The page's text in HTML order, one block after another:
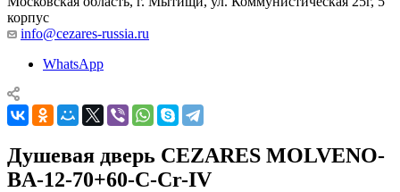
корпус
info@cezares-russia.ru
WhatsApp
Душевая дверь CEZARES MOLVENO-
BA-12-70+60-C-Cr-IV